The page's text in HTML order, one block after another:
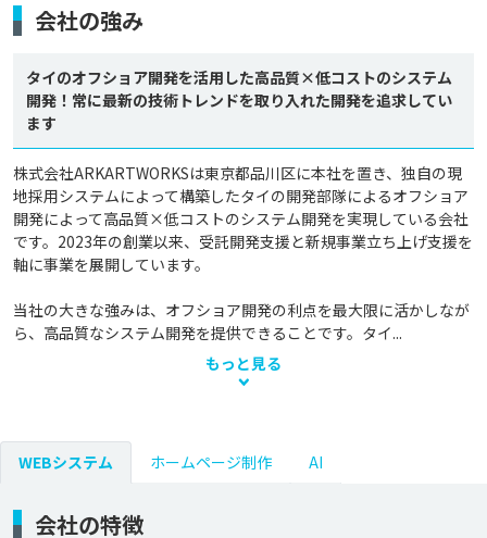
会社の強み
タイのオフショア開発を活用した高品質×低コストのシステム
開発！常に最新の技術トレンドを取り入れた開発を追求してい
ます
株式会社ARKARTWORKSは東京都品川区に本社を置き、独自の現
地採用システムによって構築したタイの開発部隊によるオフショア
開発によって高品質×低コストのシステム開発を実現している会社
です。2023年の創業以来、受託開発支援と新規事業立ち上げ支援を
軸に事業を展開しています。
当社の大きな強みは、オフショア開発の利点を最大限に活かしなが
ら、高品質なシステム開発を提供できることです。タイ...
もっと見る
WEBシステム ホームページ制作 AI
会社の特徴